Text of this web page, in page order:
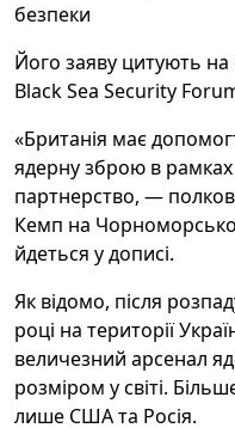
безпеки
Його заяву цитують на
Black Sea Security
«Британія має
ядерну зброю в рамках
партнерство, —
Кемп на
йдеться у дописі.
Як відомо, після
році на території
величезний арсенал
розміром у світі.
лише США та Росія.